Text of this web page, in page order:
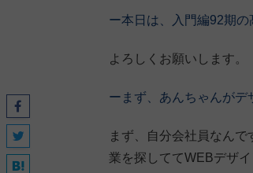
ー本日は、入門編92期
よろしくお願いします。
ーまず、あんちゃんがデ
まず、自分会社員なんで
業を探しててWEBデザイ